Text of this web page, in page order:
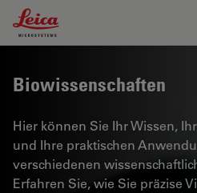
Leica Microsystems Logo
Biowissenschaften
Hier können Sie Ihr Wissen,
und Ihre praktischen
verschiedenen
Erfahren Sie, wie Sie präzise